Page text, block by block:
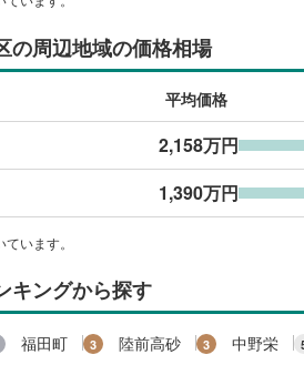
の周辺地域の価格相場
平均価格
2,158万円
1,390万円
います。
キングから探す
福田町 陸前高砂 中野栄
オンライン内見(相談)可（
オンライン対応とは？